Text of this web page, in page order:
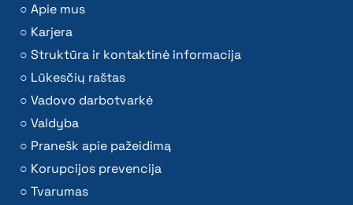
Apie mus
Karjera
Struktūra ir kontaktinė informacija
Lūkesčių raštas
Vadovo darbotvarkė
Valdyba
Pranešk apie pažeidimą
Korupcijos prevencija
Tvarumas